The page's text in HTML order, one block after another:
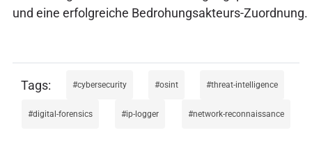
und eine erfolgreiche Bedrohungsakteurs-Zuordnung.
cybersecurity osint threat-intelligence
digital-forensics ip-logger network-reconnaissance